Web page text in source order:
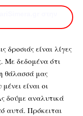
δροσιάς είναι λίγες
Με δεδομένα ότι
θάλασσά μας
είναι οι
δούμε αναλυτικά
αυτά. Πρόκειται